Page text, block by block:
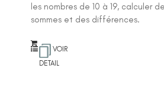
les nombres de 10 à 19, calculer
sommes et des différences.
VOIR
DETAIL